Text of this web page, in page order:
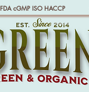
FDA cGMP ISO HACCP